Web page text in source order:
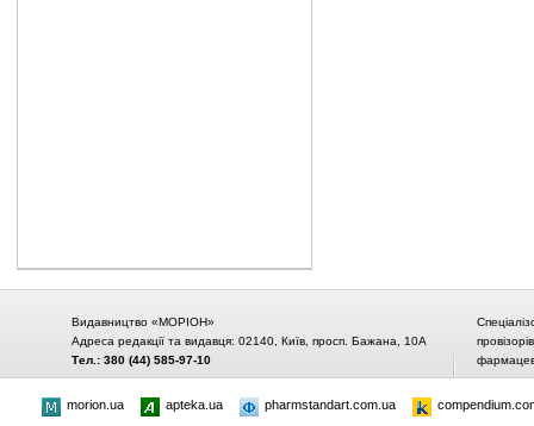
Видавництво «МОРІОН»
Адреса редакції та видавця: 02140, Київ, просп. Бажана, 10А
Тел.: 380 (44) 585-97-10
morion.ua apteka.ua pharmstandart.com.ua